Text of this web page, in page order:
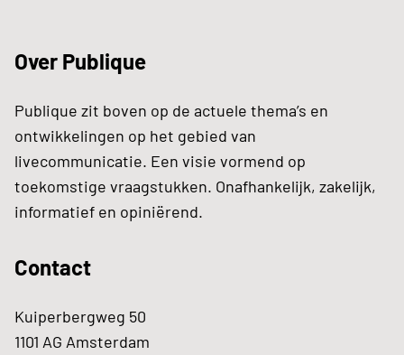
Over Publique
Publique zit boven op de actuele thema’s en
ontwikkelingen op het gebied van
livecommunicatie. Een visie vormend op
toekomstige vraagstukken. Onafhankelijk, zakelijk,
informatief en opiniërend.
Contact
Kuiperbergweg 50
1101 AG Amsterdam